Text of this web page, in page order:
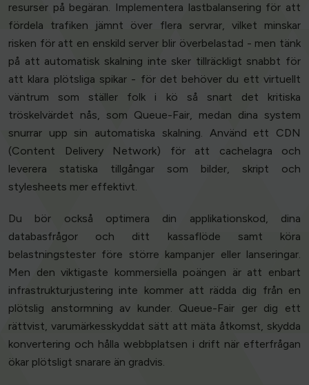
resurser på begäran. Implementera lastbalansering för att
fördela trafiken jämnt över flera servrar, vilket minskar
risken för att en enskild server blir överbelastad - men tänk
på att automatisk skalning inte sker tillräckligt snabbt för
att klara plötsliga spikar - för det behöver du ett virtuellt
väntrum som ställer folk i kö så snart det kritiska
tröskelvärdet nås, som Queue-Fair, medan dina system
snurrar upp sin automatiska skalning. Använd ett CDN
(Content Delivery Network) för att cachelagra och
leverera statiska tillgångar som bilder, skript och
stylesheets mer effektivt.
Du bör också optimera din applikationskod, dina
databasfrågor och ditt kassaflöde samt köra
belastningstester före större kampanjer eller lanseringar.
Men den viktigaste kommersiella poängen är att enbart
infrastrukturjustering inte kommer att rädda dig från en
plötslig anstormning av kunder. Queue-Fair ger dig ett
rättvist, varumärkesskyddat sätt att mäta åtkomst, skydda
konvertering och hålla webbplatsen i drift när efterfrågan
ökar plötsligt snarare än gradvis.